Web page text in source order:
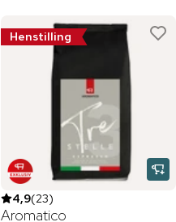
Henstilling
4,9(23)
Aromatico